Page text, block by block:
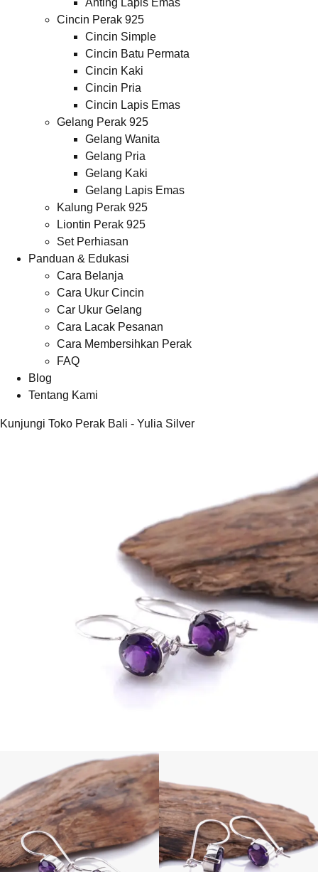
Anting Lapis Emas
Cincin Perak 925
Cincin Simple
Cincin Batu Permata
Cincin Kaki
Cincin Pria
Cincin Lapis Emas
Gelang Perak 925
Gelang Wanita
Gelang Pria
Gelang Kaki
Gelang Lapis Emas
Kalung Perak 925
Liontin Perak 925
Set Perhiasan
Panduan & Edukasi
Cara Belanja
Cara Ukur Cincin
Car Ukur Gelang
Cara Lacak Pesanan
Cara Membersihkan Perak
FAQ
Blog
Tentang Kami
Kunjungi Toko Perak Bali - Yulia Silver